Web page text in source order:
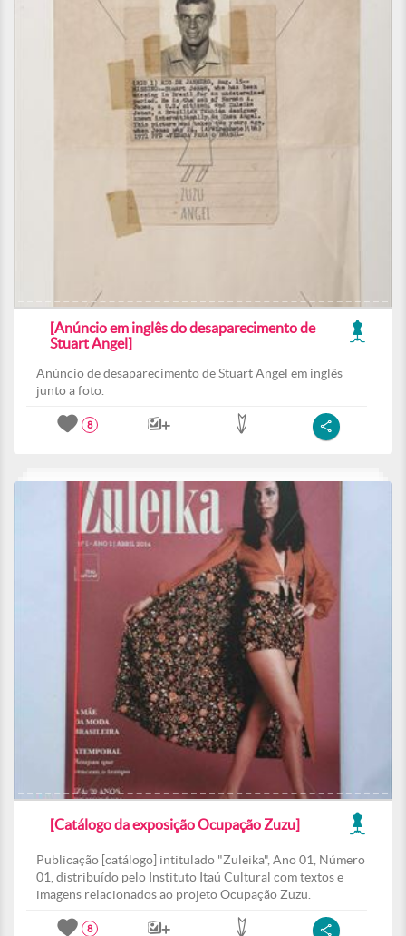
[Anúncio em inglês do desaparecimento de
Stuart Angel]
Anúncio de desaparecimento de Stuart Angel em inglês
junto a foto.
8
[Catálogo da exposição Ocupação Zuzu]
Publicação [catálogo] intitulado "Zuleika", Ano 01, Número
01, distribuído pelo Instituto Itaú Cultural com textos e
imagens relacionados ao projeto Ocupação Zuzu.
8